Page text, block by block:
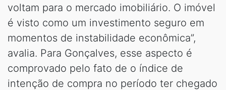
voltam para o mercado imobiliário. O imóvel
é visto como um investimento seguro em
momentos de instabilidade econômica”,
avalia. Para Gonçalves, esse aspecto é
comprovado pelo fato de o índice de
intenção de compra no período ter chegado